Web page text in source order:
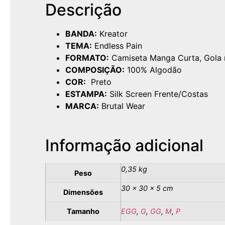
Descrição
BANDA: Kreator
TEMA: Endless Pain
FORMATO: Camiseta Manga Curta, Gola
COMPOSIÇÃO: 100% Algodão
COR: Preto
ESTAMPA: Silk Screen Frente/Costas
MARCA: Brutal Wear
Informação adicional
Peso 0,35 kg
Dimensões 30 × 30 × 5 cm
Tamanho EGG, G, GG, M, P